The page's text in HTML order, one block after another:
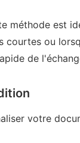
méthode est
courtes ou
de
votre